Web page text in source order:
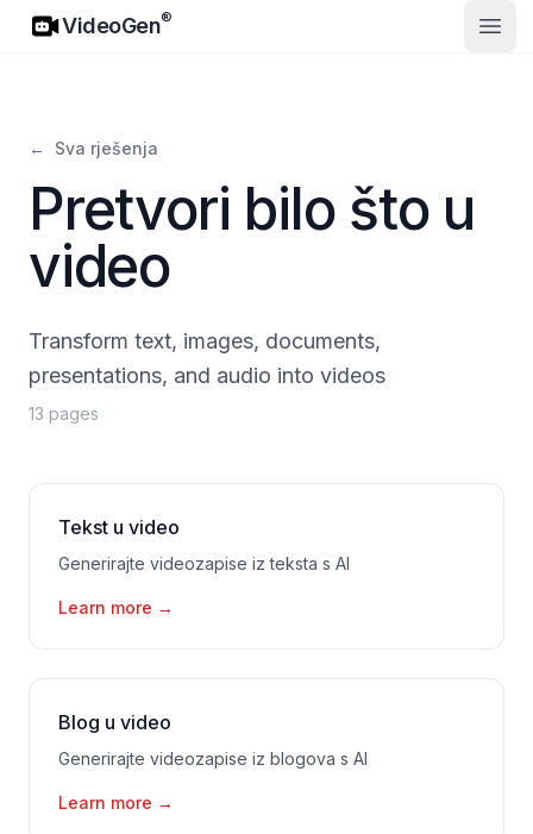
VideoGen
VideoGen®
← Sva rješenja
Pretvori bilo što u
video
Transform text, images, documents,
presentations, and audio into videos
13 pages
Tekst u video
Generirajte videozapise iz teksta s AI
Learn more →
Blog u video
Generirajte videozapise iz blogova s AI
Learn more →